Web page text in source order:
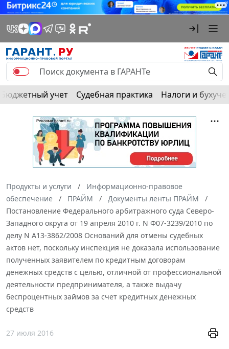
Бюджетный учет Судебная практика Налоги и
Продукты и услуги
Информационно-правовое
обеспечение
ПРАЙМ
Документы ленты ПРАЙМ
Постановление Федерального арбитражного суда Северо-
Западного округа от 19 апреля 2010 г. N Ф07-3239/2010 по
делу N А13-3862/2008 Оснований для отмены судебных
актов нет, поскольку инспекция не доказала использование
полученных заявителем по кредитным договорам
денежных средств с целью, отличной от профессиональной
деятельности предпринимателя, а также выдачу
беспроцентных займов за счет кредитных денежных
средств
27 июля 2016